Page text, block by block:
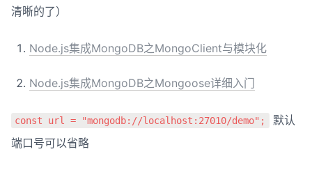
清晰的了）
Node.js集成MongoDB之MongoClient与模块化
Node.js集成MongoDB之Mongoose详细入门
const url = "mongodb://localhost:27010/demo";
默认
端口号可以省略